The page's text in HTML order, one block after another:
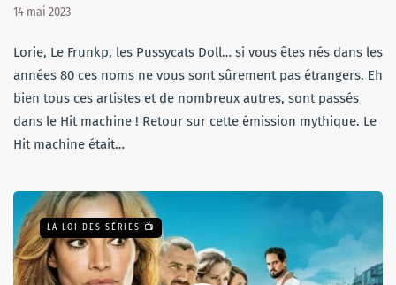
14 mai 2023
Lorie, Le Frunkp, les Pussycats Doll… si vous êtes nés dans les
années 80 ces noms ne vous sont sûrement pas étrangers. Eh
bien tous ces artistes et de nombreux autres, sont passés
dans le Hit machine ! Retour sur cette émission mythique. Le
Hit machine était…
LA LOI DES SÉRIES 📺